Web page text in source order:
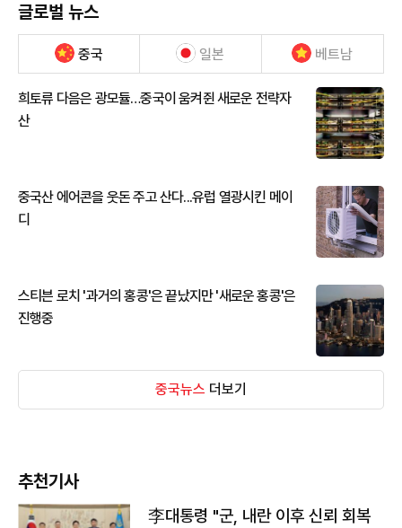
글로벌 뉴스
중국 일본 베트남
희토류 다음은 광모듈…중국이 움켜쥔 새로운 전략자
산
중국산 에어콘을 웃돈 주고 산다...유럽 열광시킨 메이
디
스티븐 로치 '과거의 홍콩'은 끝났지만 '새로운 홍콩'은
진행중
중국뉴스 더보기
추천기사
李대통령 "군, 내란 이후 신뢰 회복